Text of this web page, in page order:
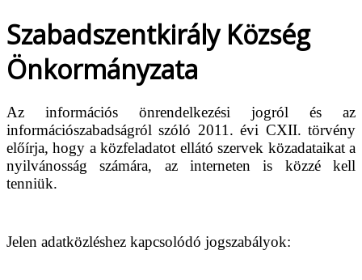
Szabadszentkirály Község
Önkormányzata
Az információs önrendelkezési jogról és az
információszabadságról szóló 2011. évi CXII. törvény
előírja, hogy a közfeladatot ellátó szervek közadataikat a
nyilvánosság számára, az interneten is közzé kell
tenniük.
Jelen adatközléshez kapcsolódó jogszabályok: